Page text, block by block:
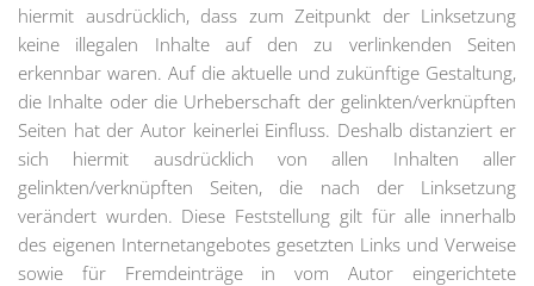
hiermit ausdrücklich, dass zum Zeitpunkt der Linksetzung
keine illegalen Inhalte auf den zu verlinkenden Seiten
erkennbar waren. Auf die aktuelle und zukünftige Gestaltung,
die Inhalte oder die Urheberschaft der gelinkten/verknüpften
Seiten hat der Autor keinerlei Einfluss. Deshalb distanziert er
sich hiermit ausdrücklich von allen Inhalten aller
gelinkten/verknüpften Seiten, die nach der Linksetzung
verändert wurden. Diese Feststellung gilt für alle innerhalb
des eigenen Internetangebotes gesetzten Links und Verweise
sowie für Fremdeinträge in vom Autor eingerichtete